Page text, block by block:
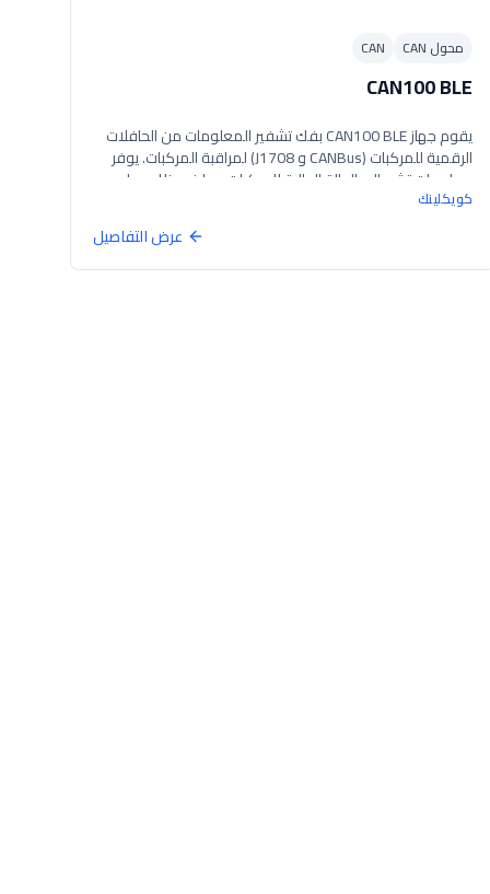
محول CAN CAN
CAN100 BLE
يقوم جهاز CAN100 BLE بفك تشفير المعلومات من الحافلات
الرقمية للمركبات (CANBus و J1708) لمراقبة المركبات. يوفر
معلومات تشير إلى الحالة الحالية للمركبات، بما في ذلك عداد
المسافات، مستوى الوقود، سرعة المحرك، درجة حرارة المحرك
كويكلينك
عرض التفاصيل